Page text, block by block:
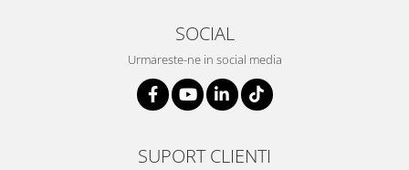
SOCIAL
Urmareste-ne in social media
SUPORT CLIENTI